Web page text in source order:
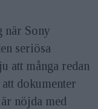
när Sony
seriösa
att många redan
dokumenter
nöjda med